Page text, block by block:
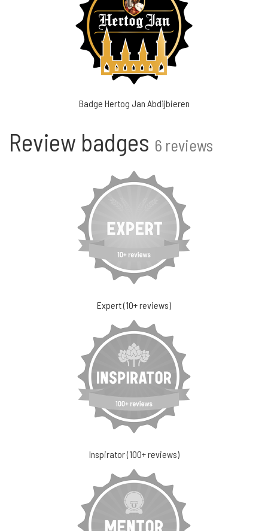
Badge Hertog Jan Abdijbieren
Review badges 6 reviews
Expert (10+ reviews)
Inspirator (100+ reviews)